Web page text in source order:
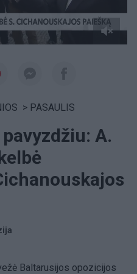
> PASAULIS
A.
Baltarusijos opozicijos